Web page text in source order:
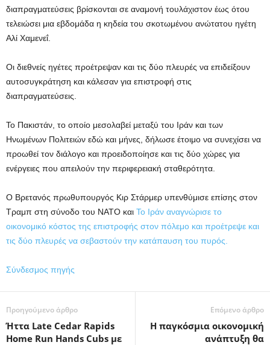
διαπραγματεύσεις βρίσκονται σε αναμονή τουλάχιστον έως ότου
τελειώσει μια εβδομάδα η κηδεία του σκοτωμένου ανώτατου ηγέτη
Αλί Χαμενεΐ.
Οι διεθνείς ηγέτες προέτρεψαν και τις δύο πλευρές να επιδείξουν
αυτοσυγκράτηση και κάλεσαν για επιστροφή στις
διαπραγματεύσεις.
Το Πακιστάν, το οποίο μεσολαβεί μεταξύ του Ιράν και των
Ηνωμένων Πολιτειών εδώ και μήνες, δήλωσε έτοιμο να συνεχίσει να
προωθεί τον διάλογο και προειδοποίησε και τις δύο χώρες για
ενέργειες που απειλούν την περιφερειακή σταθερότητα.
Ο Βρετανός πρωθυπουργός Κιρ Στάρμερ υπενθύμισε επίσης στον
Τραμπ στη σύνοδο του ΝΑΤΟ και Το Ιράν αναγνώρισε το
οικονομικό κόστος της επιστροφής στον πόλεμο και προέτρεψε και
τις δύο πλευρές να σεβαστούν την κατάπαυση του πυρός.
Σύνδεσμος πηγής
Προηγούμενο άρθρο
Ήττα Late Cedar Rapids
Home Run Hands Cubs με
Επόμενο άρθρο
Η παγκόσμια οικονομική
ανάπτυξη θα